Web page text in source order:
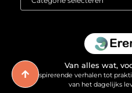
Van alles wat,
Van inspirerende verhalen tot
van het dagelijks